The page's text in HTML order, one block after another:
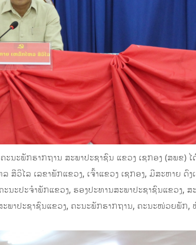
ກຮາກຖານ ສະພາປະຊາຊົນ ແຂວງ ເຊກອງ (ສພຂ) ໄ
ສີວິໄລ ເລຂາພັກແຂວງ, ເຈົ້າແຂວງ ເຊກອງ, ມີສະຫາຍ ດົງ
ະປະຈໍາພັກແຂວງ, ຮອງປະທານສະພາປະຊາຊົນແຂວງ, ສະ
ພາປະຊາຊົນແຂວງ, ຄະນະພັກຮາກຖານ, ຄະນະໜ່ວຍພັກ,